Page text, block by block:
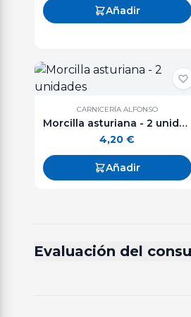
Añadir
CARNICERÍA ALFONSO
Morcilla asturiana - 2 unidades
4,20€
Añadir
Evaluación del